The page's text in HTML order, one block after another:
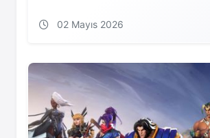
02 Mayıs 2026